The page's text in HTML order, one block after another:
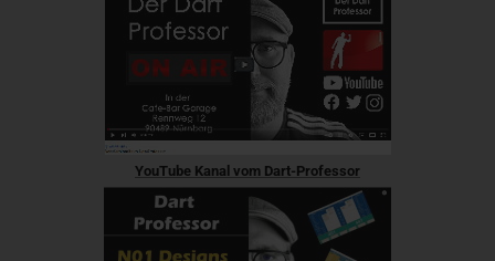
YouTube Kanal vom Dart-Professor